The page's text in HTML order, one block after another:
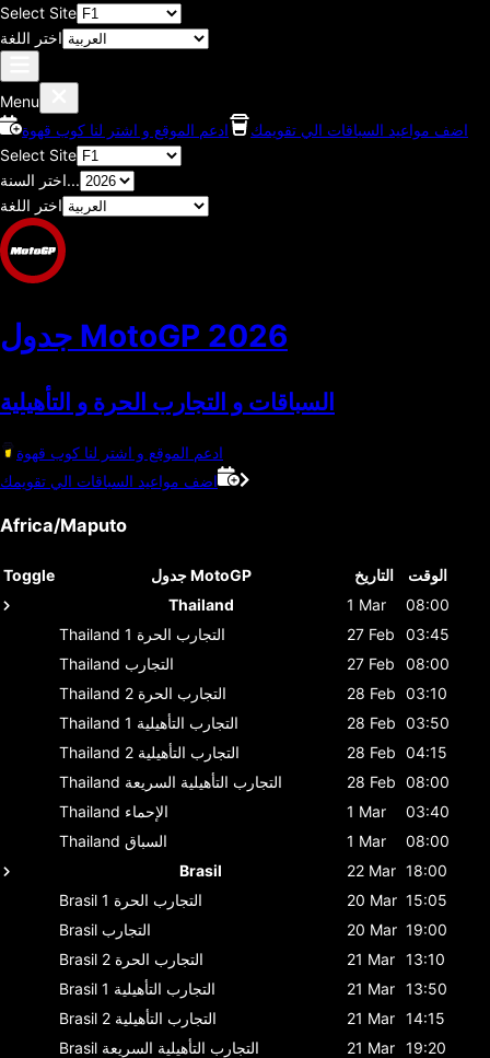
Select Site
اختر اللغة
Menu
اضف مواعيد السباقات الي تقويمك
ادعم الموقع و اشتر لنا كوب قهوة
Select Site
اختر السنة...
اختر اللغة
جدول MotoGP 2026
السباقات و التجارب الحرة و التأهيلية
ادعم الموقع و اشتر لنا كوب قهوة
اضف مواعيد السباقات الي تقويمك
Africa/Maputo
Toggle جدول MotoGP التاريخ
الوقت
Thailand
1 Mar
08:00
Thailand
التجارب الحرة 1 27 Feb
03:45
Thailand التجارب 27 Feb
08:00
Thailand
التجارب الحرة 2 28 Feb 03:10
Thailand
التجارب التأهيلية 1 28 Feb 03:50
Thailand
التجارب التأهيلية 2 28 Feb 04:15
Thailand التجارب التأهيلية السريعة 28 Feb 08:00
Thailand الإحماء 1 Mar
03:40
Thailand السباق 1 Mar
08:00
Brasil
22 Mar 18:00
Brasil
التجارب الحرة 1 20 Mar 15:05
Brasil التجارب 20 Mar 19:00
Brasil
التجارب الحرة 2 21 Mar 13:10
Brasil
التجارب التأهيلية 1 21 Mar 13:50
Brasil
التجارب التأهيلية 2 21 Mar 14:15
Brasil التجارب التأهيلية السريعة 21 Mar 19:20